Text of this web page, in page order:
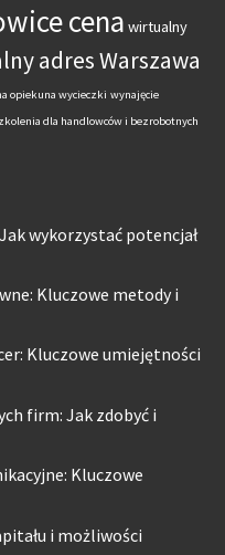
cena wirtualny
adres Warszawa
opiekuna wycieczki wynajęcie
dla handlowców i bezrobotnych
wykorzystać potencjał
Kluczowe metody i
Kluczowe umiejętności
firm: Jak zdobyć i
Kluczowe
i możliwości